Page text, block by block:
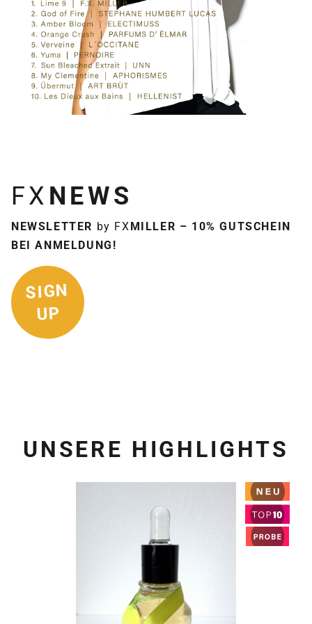
FX NEWS
NEWSLETTER by FXMILLER – 10% GUTSCHEIN
BEI ANMELDUNG!
SIGN
UP
UNSERE HIGHLIGHTS